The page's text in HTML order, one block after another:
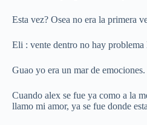
Esta vez? Osea no era la primera
Eli : vente dentro no hay problema
Guao yo era un mar de emociones.
Cuando alex se fue ya como a la
llamo mi amor, ya se fue donde